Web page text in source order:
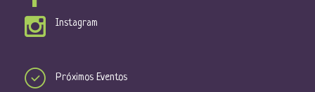
Instagram
Próximos Eventos